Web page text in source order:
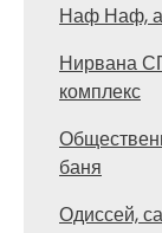
Наф Наф,
Нирвана
комплекс
баня
Одиссей,